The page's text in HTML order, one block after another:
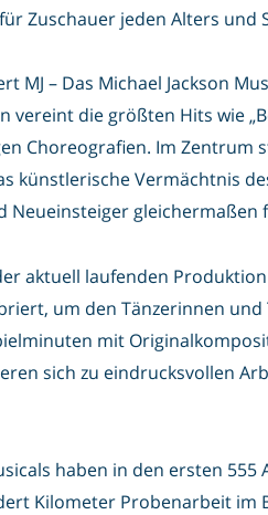
Zuschauer jeden Alters und
MJ – Das Michael Jackson
vereint die größten Hits wie
Choreografien. Im Zentrum
künstlerische Vermächtnis
Neueinsteiger gleichermaßen
aktuell laufenden
um den Tänzerinnen
mit
sich zu eindrucksvollen
haben in den ersten
Kilometer Probenarbeit im